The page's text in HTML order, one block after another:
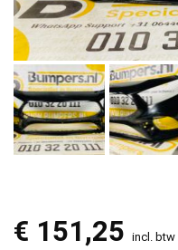
€ 151,25 incl. btw